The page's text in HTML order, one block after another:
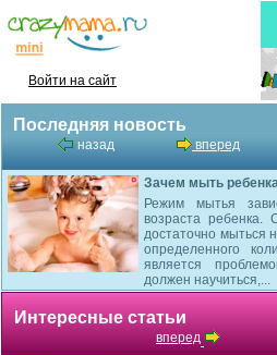
Войти на сайт
Последняя новость
назад вперед
Зачем мыть
Режим мытья
возраста ребенка.
достаточно мыться
определенного
является
должен научиться,...
Интересные статьи
вперед